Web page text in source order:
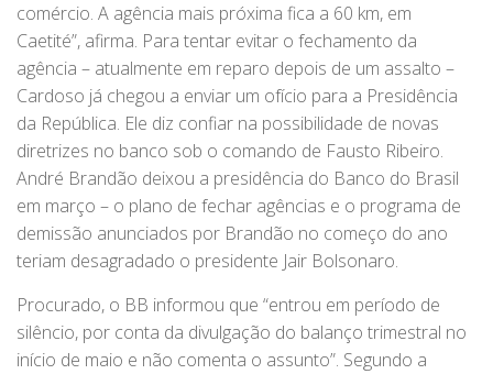
comércio. A agência mais próxima fica a 60 km, em
Caetité”, afirma. Para tentar evitar o fechamento da
agência – atualmente em reparo depois de um assalto –
Cardoso já chegou a enviar um ofício para a Presidência
da República. Ele diz confiar na possibilidade de novas
diretrizes no banco sob o comando de Fausto Ribeiro.
André Brandão deixou a presidência do Banco do Brasil
em março – o plano de fechar agências e o programa de
demissão anunciados por Brandão no começo do ano
teriam desagradado o presidente Jair Bolsonaro.
Procurado, o BB informou que “entrou em período de
silêncio, por conta da divulgação do balanço trimestral no
início de maio e não comenta o assunto”. Segundo a